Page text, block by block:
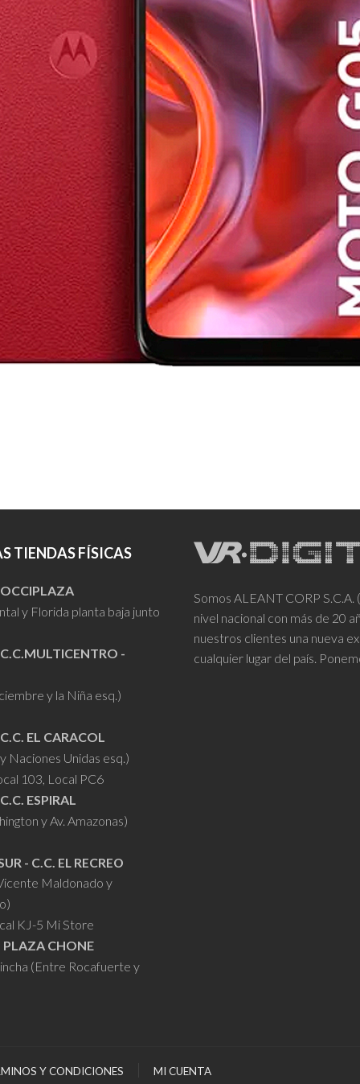
TIENDAS FÍSICAS
y Florida planta baja junto
-
y la Niña esq.)
EL CARACOL
Naciones Unidas esq.)
103, Local PC6
ESPIRAL
y Av. Amazonas)
- C.C. EL RECREO
Maldonado y
KJ-5 Mi Store
PLAZA CHONE
(Entre Rocafuerte y
Somos ALEANT CORP
nivel nacional con más de 20
nuestros clientes una nueva
cualquier lugar del país.
Y CONDICIONES MI CUENTA